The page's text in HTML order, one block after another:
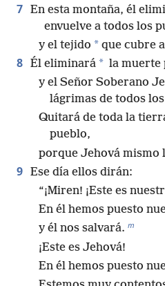
7 En esta montaña, él
envuelve a todos los
y el tejido * que cubre
8 Él eliminará * la muerte
y el Señor Soberano
lágrimas de todos
Quitará de toda la
pueblo,
porque Jehová mismo
9 Ese día ellos dirán:
“¡Miren! ¡Este es
En él hemos puesto
y él nos salvará. m
¡Este es Jehová!
En él hemos puesto